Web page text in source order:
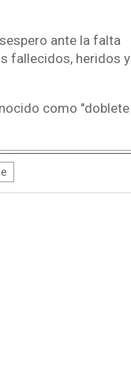
ante la falta
fallecidos, heridos y
como "doblete